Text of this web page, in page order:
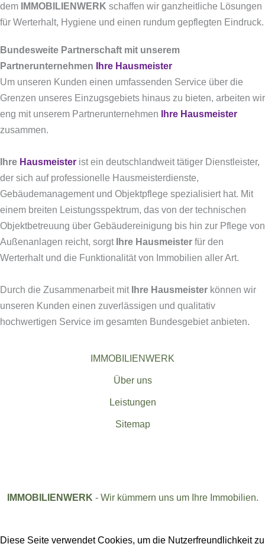
dem
IMMOBILIENWERK schaffen wir ganzheitliche Lösungen
für Werterhalt, Hygiene und einen rundum gepflegten Eindruck.
Bundesweite Partnerschaft mit unserem
Partnerunternehmen
Ihre Hausmeister
Um unseren Kunden einen umfassenden Service über die
Grenzen unseres Einzugsgebiets hinaus zu bieten, arbeiten wir
eng mit unserem Partnerunternehmen
Ihre Hausmeister
zusammen.
Ihre Hausmeister ist ein deutschlandweit tätiger Dienstleister,
der sich auf professionelle Hausmeisterdienste,
Gebäudemanagement und Objektpflege spezialisiert hat. Mit
einem breiten Leistungsspektrum, das von der technischen
Objektbetreuung über Gebäudereinigung bis hin zur Pflege von
Außenanlagen reicht, sorgt Ihre Hausmeister für den
Werterhalt und die Funktionalität von Immobilien aller Art.
Durch die Zusammenarbeit mit Ihre Hausmeister können wir
unseren Kunden einen zuverlässigen und qualitativ
hochwertigen Service im gesamten Bundesgebiet anbieten.
IMMOBILIENWERK
Über uns
Leistungen
Sitemap
IMMOBILIENWERK - Wir kümmern uns um Ihre Immobilien.
Diese Seite verwendet Cookies, um die Nutzerfreundlichkeit zu